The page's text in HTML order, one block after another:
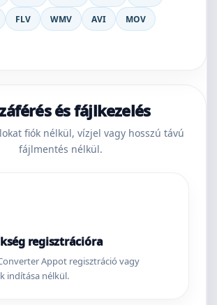
FLV WMV AVI
MOV
és fájlkezelés
fiók nélkül, vízjel vagy hosszú távú
fájlmentés nélkül.
regisztrációra
Appot regisztráció vagy
indítása nélkül.